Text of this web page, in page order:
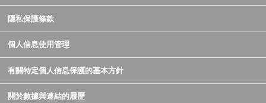
隱私保護條款
個人信息使用管理
有關特定個人信息保護的基本方針
關於數據與連結的履歷